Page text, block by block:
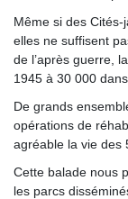
Même si des Cités-
elles ne suffisent
de l’après guerre,
1945 à 30 000
De grands
opérations de
agréable la vie des
Cette balade nous
les parcs